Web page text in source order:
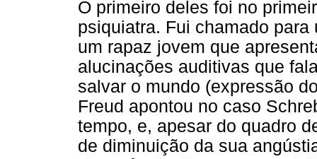
O primeiro deles foi no
psiquiatra. Fui chamado
um rapaz jovem que
alucinações auditivas que
salvar o mundo (expressão
Freud apontou no caso
tempo, e, apesar do quadro
de diminuição da sua